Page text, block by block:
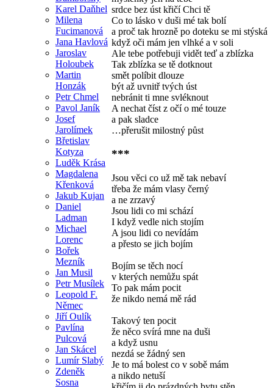
Karel Daňhel
Milena
Fucimanová
Jana Havlová
Jaroslav
Holoubek
Martin
Honzák
Petr Chmel
Pavol Janík
Josef
Jarolímek
Břetislav
Kotyza
Luděk Krása
Magdalena
Křenková
Jakub Kujan
Daniel
Ladman
Michael
Lorenc
Bořek
Mezník
Jan Musil
Petr Musílek
Leopold F.
Němec
Jiří Oulík
Pavlína
Pulcová
Jan Skácel
Lumír Slabý
Zdeněk
Sosna
srdce bez úst křičí Chci tě
Co to lásko v duši mé tak bolí
a proč tak hrozně po doteku se mi stýská
když oči mám jen vlhké a v soli
Ale tebe potřebuji vidět teď a zblízka
Tak zblízka se tě dotknout
smět políbit dlouze
být až uvnitř tvých úst
nebránit ti mne svléknout
A nechat číst z očí o mé touze
a pak sladce
…přerušit milostný půst
***
Jsou věci co už mě tak nebaví
třeba že mám vlasy černý
a ne zrzavý
Jsou lidi co mi schází
I když vedle nich stojím
A jsou lidi co nevídám
a přesto se jich bojím
Bojím se těch nocí
v kterých nemůžu spát
To pak mám pocit
že nikdo nemá mě rád
Takový ten pocit
že něco svírá mne na duši
a když usnu
nezdá se žádný sen
Je to má bolest co v sobě mám
a nikdo netuší